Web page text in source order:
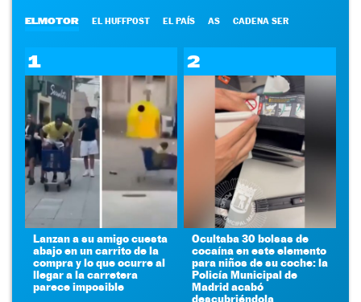
ELMOTOR EL HUFFPOST EL PAÍS AS CADENA SER
1
Lanzan a su amigo cuesta
abajo en un carrito de la
compra y lo que ocurre al
llegar a la carretera
parece imposible
2
Ocultaba 30 bolsas de
cocaína en este elemento
para niños de su coche: la
Policía Municipal de
Madrid acabó
descubriéndola